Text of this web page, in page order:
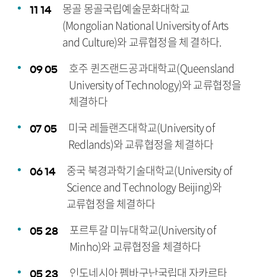
11 14
몽골 몽골국립예술문화대학교
(Mongolian National University of Arts
and Culture)와 교류협정을 체 결하다.
0905
호주 퀸즈랜드공과대학교(Queensland
University of Technology)와 교류협정을
체결하다
07 05
미국 레들랜즈대학교(University of
Redlands)와 교류협정을 체결하다
0614
중국 북경과학기술대학교(University of
Science and Technology Beijing)와
교류협정을 체결하다
05 28
포르투갈 미뉴대학교(University of
Minho)와 교류협정을 체결하다
05 23 인도네시아 펨바구난국립대 자카르타